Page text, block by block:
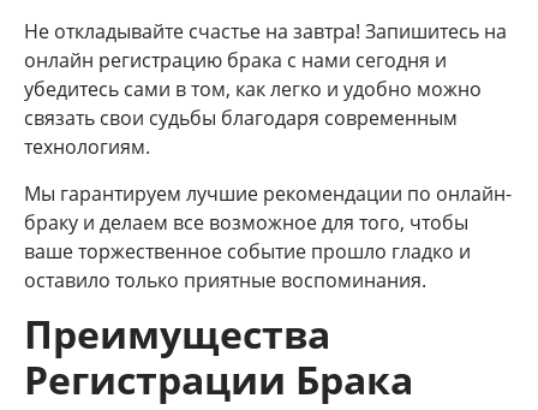
Не откладывайте счастье на завтра! Запишитесь на
онлайн регистрацию брака с нами сегодня и
убедитесь сами в том, как легко и удобно можно
связать свои судьбы благодаря современным
технологиям.
Мы гарантируем лучшие рекомендации по онлайн-
браку и делаем все возможное для того, чтобы
ваше торжественное событие прошло гладко и
оставило только приятные воспоминания.
Преимущества
Регистрации Брака